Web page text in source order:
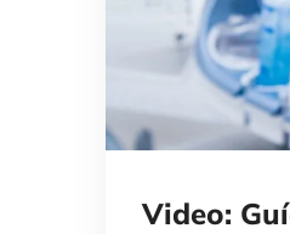
Video: